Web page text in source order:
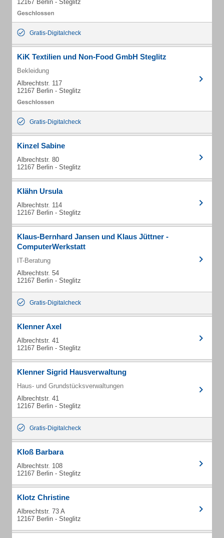
12167 Berlin - Steglitz
Gratis-Digitalcheck
KiK Textilien und Non-Food GmbH Steglitz
Bekleidung
Albrechtstr. 117
12167 Berlin - Steglitz
Gratis-Digitalcheck
Kinzel Sabine
Albrechtstr. 80
12167 Berlin - Steglitz
Klähn Ursula
Albrechtstr. 114
12167 Berlin - Steglitz
Klaus-Bernhard Jansen und Klaus Jüttner -
ComputerWerkstatt
IT-Beratung
Albrechtstr. 54
12167 Berlin - Steglitz
Gratis-Digitalcheck
Klenner Axel
Albrechtstr. 41
12167 Berlin - Steglitz
Klenner Sigrid Hausverwaltung
Haus- und Grundstücksverwaltungen
Albrechtstr. 41
12167 Berlin - Steglitz
Gratis-Digitalcheck
Kloß Barbara
Albrechtstr. 108
12167 Berlin - Steglitz
Klotz Christine
Albrechtstr. 73 A
12167 Berlin - Steglitz